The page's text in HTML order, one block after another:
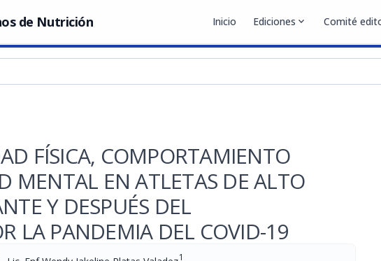
de Nutrición Inicio Ediciones expand_more Comité
FÍSICA, COMPORTAMIENTO
MENTAL EN ATLETAS DE ALTO
Y DESPUÉS DEL
LA PANDEMIA DEL COVID-19
1